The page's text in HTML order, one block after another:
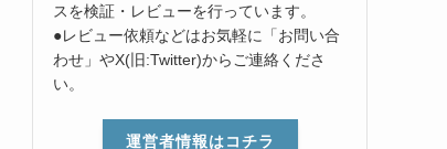
スを検証・レビューを行っています。
●レビュー依頼などはお気軽に「お問い合
わせ」やX(旧:Twitter)からご連絡くださ
い。
運営者情報はコチラ